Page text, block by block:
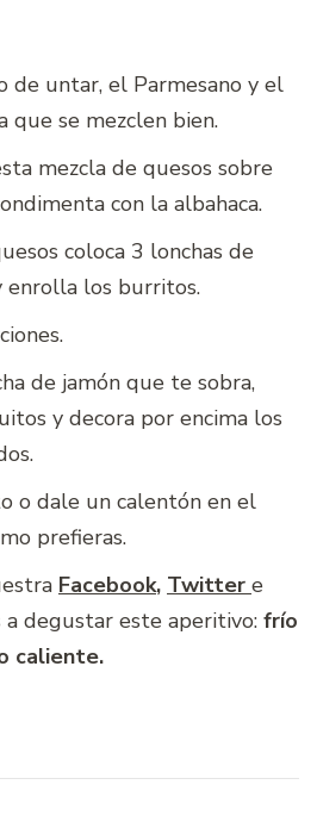
de untar, el Parmesano y el
que se mezclen bien.
mezcla de quesos sobre
con la albahaca.
coloca 3 lonchas de
enrolla los burritos.
de jamón que te sobra,
y decora por encima los
o dale un calentón en el
prefieras.
Facebook, Twitter e
a degustar este aperitivo: frío
caliente.